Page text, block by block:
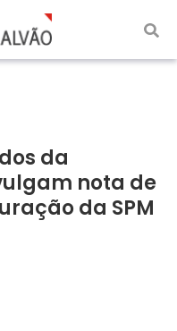
da
nota de
da SPM